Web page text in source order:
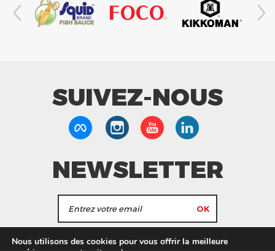
SUIVEZ-NOUS
NEWSLETTER
J'accepte de recevoir les actualités et les
Nous utilisons des cookies pour vous offrir la meilleure